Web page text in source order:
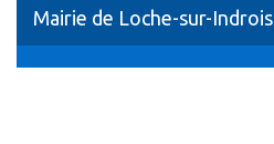
Mairie de Loche-sur-Indrois